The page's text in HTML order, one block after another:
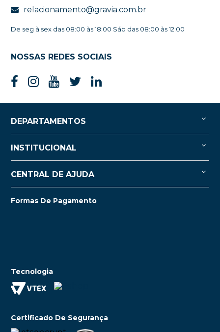
relacionamento@gravia.com.br
De seg à sex das 08:00 às 18:00 Sáb das 08:00 às 12:00
NOSSAS REDES SOCIAIS
DEPARTAMENTOS
INSTITUCIONAL
CENTRAL DE AJUDA
Formas De Pagamento
Tecnologia
Certificado De Segurança